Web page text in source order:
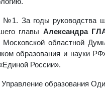
За годы руководства
главы Александра
Московской областной
образования и науки
России».
образования